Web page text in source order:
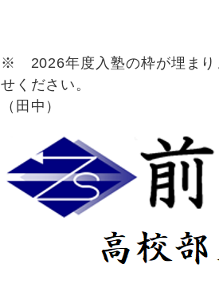
※ 2026年度入塾の枠が埋まり
せください。
（田中）